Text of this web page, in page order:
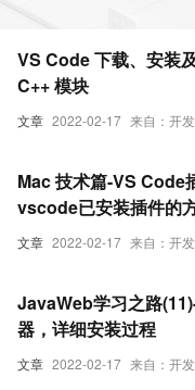
文章 2022-02-17 来自：开
VS Code 下载、安装
C++ 模块
文章 2022-02-17 来自：开
Mac 技术篇-VS Code
vscode已安装插件的
文章 2022-02-17 来自：开
JavaWeb学习之路
器，详细安装过程